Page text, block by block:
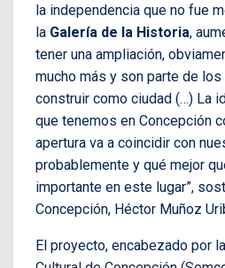
la independencia que no fue
la Galería de la Historia,
tener una ampliación,
mucho más y son parte de
construir como ciudad (…) La
que tenemos en Concepción
apertura va a coincidir con
probablemente y qué mejor
importante en este lugar”,
Concepción, Héctor Muñoz
El proyecto, encabezado por